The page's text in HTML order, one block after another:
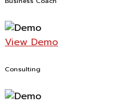
View Demo
Consulting